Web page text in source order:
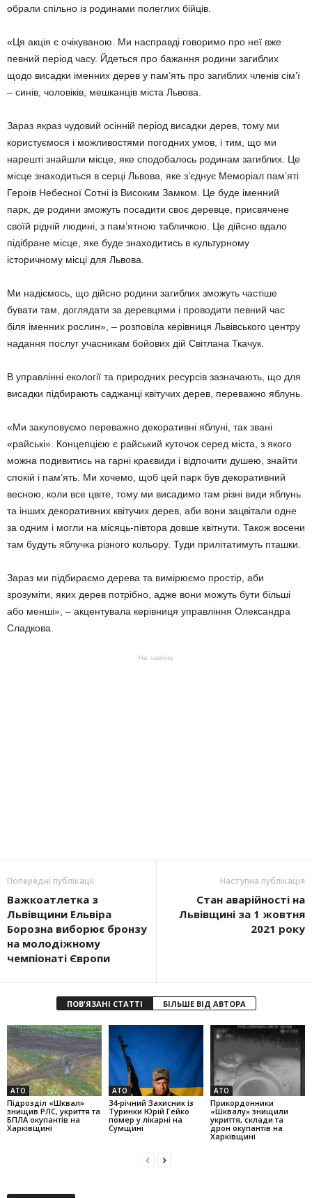
обрали спільно із родинами полеглих бійців.
«Ця акція є очікуваною. Ми насправді говоримо про неї вже
певний період часу. Йдеться про бажання родини загиблих
щодо висадки іменних дерев у пам’ять про загиблих членів сім’ї
– синів, чоловіків, мешканців міста Львова.
Зараз якраз чудовий осінній період висадки дерев, тому ми
користуємося і можливостями погодних умов, і тим, що ми
нарешті знайшли місце, яке сподобалось родинам загиблих. Це
місце знаходиться в серці Львова, яке з’єднує Меморіал пам’яті
Героїв Небесної Сотні із Високим Замком. Це буде іменний
парк, де родини зможуть посадити своє деревце, присвячене
своїй рідній людині, з пам’ятною табличкою. Це дійсно вдало
підібране місце, яке буде знаходитись в культурному
історичному місці для Львова.
Ми надіємось, що дійсно родини загиблих зможуть частіше
бувати там, доглядати за деревцями і проводити певний час
біля іменних рослин», – розповіла керівниця Львівського центру
надання послуг учасникам бойових дій Світлана Ткачук.
В управлінні екології та природних ресурсів зазначають, що для
висадки підбирають саджанці квітучих дерев, переважно яблунь.
«Ми закуповуємо переважно декоративні яблуні, так звані
«райські». Концепцією є райський куточок серед міста, з якого
можна подивитись на гарні краєвиди і відпочити душею, знайти
спокій і пам’ять. Ми хочемо, щоб цей парк був декоративний
весною, коли все цвіте, тому ми висадимо там різні види яблунь
та інших декоративних квітучих дерев, аби вони зацвітали одне
за одним і могли на місяць-півтора довше квітнути. Також восени
там будуть яблучка різного кольору. Туди прилітатимуть пташки.
Зараз ми підбираємо дерева та вимірюємо простір, аби
зрозуміти, яких дерев потрібно, адже вони можуть бути більші
або менші», – акцентувала керівниця управління Олександра
Сладкова.
На замітку
Попередні публікації
Важкоатлетка з
Львівщини Ельвіра
Борозна виборює бронзу
на молодіжному
чемпіонаті Європи
Наступна публікація
Стан аварійності на
Львівщині за 1 жовтня
2021 року
ПОВ'ЯЗАНІ СТАТТІ БІЛЬШЕ ВІД АВТОРА
АТО
Підрозділ «Шквал»
знищив РЛС, укриття та
БПЛА окупантів на
Харківщині
АТО
34-річний Захисник із
Туринки Юрій Гейко
помер у лікарні на
Сумщині
АТО
Прикордонники
«Шквалу» знищили
укриття, склади та
дрон окупантів на
Харківщині